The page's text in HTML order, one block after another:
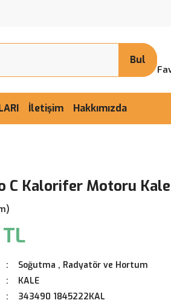
Bul
İletişim Hakkımızda
C Kalorifer Motoru
Soğutma , Radyatör ve Hortum
KALE
343490 1845222KAL